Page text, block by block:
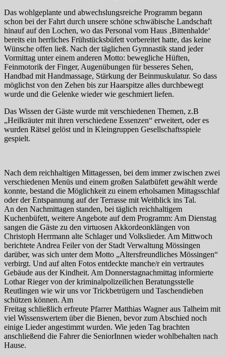
Das wohlgeplante und abwechslungsreiche Programm begann
schon bei der Fahrt durch unsere schöne schwäbische Landschaft
hinauf auf den Lochen, wo das Personal vom Haus ‚Bittenhalde‘
bereits ein herrliches Frühstücksbüfett vorbereitet hatte, das keine
Wünsche offen ließ. Nach der täglichen Gymnastik stand jeder
Vormittag unter einem anderen Motto: bewegliche Hüften,
Feinmotorik der Finger, Augenübungen für besseres Sehen,
Handbad mit Handmassage, Stärkung der Beinmuskulatur. So dass
möglichst von den Zehen bis zur Haarspitze alles durchbewegt
wurde und die Gelenke wieder wie geschmiert liefen.
Das Wissen der Gäste wurde mit verschiedenen Themen, z.B
„Heilkräuter mit ihren verschiedene Essenzen“ erweitert, oder es
wurden Rätsel gelöst und in Kleingruppen Gesellschaftsspiele
gespielt.
Nach dem reichhaltigen Mittagessen, bei dem immer zwischen zwei
verschiedenen Menüs und einem großen Salatbüfett gewählt werde
konnte, bestand die Möglichkeit zu einem erholsamen Mittagsschlaf
oder der Entspannung auf der Terrasse mit Weitblick ins Tal.
An den Nachmittagen standen, bei täglich reichhaltigem
Kuchenbüfett, weitere Angebote auf dem Programm: Am Dienstag
sangen die Gäste zu den virtuosen Akkordeonklängen von
Christoph Herrmann alte Schlager und Volkslieder. Am Mittwoch
berichtete Andrea Feiler von der Stadt Verwaltung Mössingen
darüber, was sich unter dem Motto „Altersfreundliches Mössingen“
verbirgt. Und auf alten Fotos entdeckte manche/r ein vertrautes
Gebäude aus der Kindheit. Am Donnerstagnachmittag informierte
Lothar Rieger von der kriminalpolizeilichen Beratungsstelle
Reutlingen wie wir uns vor Trickbetrügern und Taschendieben
schützen können. Am
Freitag schließlich erfreute Pfarrer Matthias Wagner aus Talheim mit
viel Wissenswertem über die Bienen, bevor zum Abschied noch
einige Lieder angestimmt wurden. Wie jeden Tag brachten
anschließend die Fahrer die SeniorInnen wieder wohlbehalten nach
Hause.